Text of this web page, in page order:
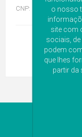
CNP: 5752811o nosso
site com
sociais, de
podem
que lhes
partir da